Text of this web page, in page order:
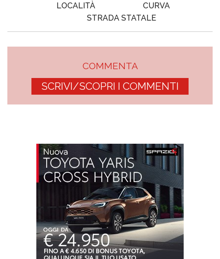
LOCALITÀ
CURVA
STRADA STATALE
COMMENTA
SCRIVI/SCOPRI I COMMENTI